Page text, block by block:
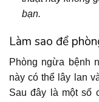
bạn.
Làm sao để
Phòng ngừa bệnh
này có thể lây lan
Sau đây là một số